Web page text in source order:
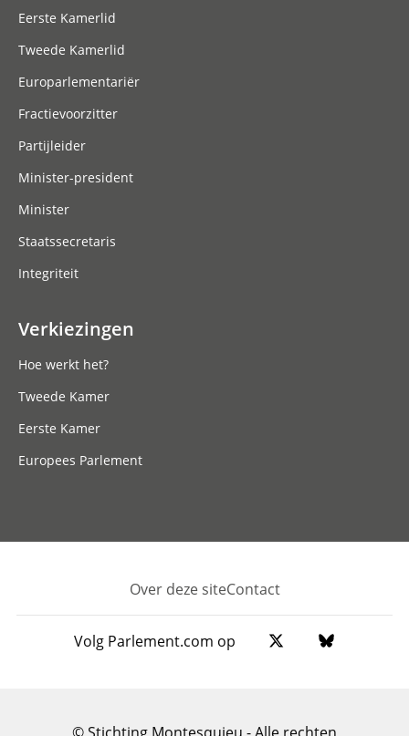
Eerste Kamerlid
Tweede Kamerlid
Europarlementariër
Fractievoorzitter
Partijleider
Minister-president
Minister
Staatssecretaris
Integriteit
Verkiezingen
Hoe werkt het?
Tweede Kamer
Eerste Kamer
Europees Parlement
Footer
Over deze siteContact
Volg Parlement.com op